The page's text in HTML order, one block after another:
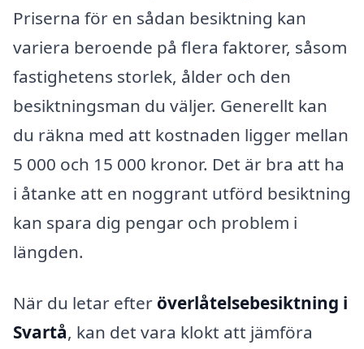
Priserna för en sådan besiktning kan
variera beroende på flera faktorer, såsom
fastighetens storlek, ålder och den
besiktningsman du väljer. Generellt kan
du räkna med att kostnaden ligger mellan
5 000 och 15 000 kronor. Det är bra att ha
i åtanke att en noggrant utförd besiktning
kan spara dig pengar och problem i
längden.
När du letar efter överlåtelsebesiktning i
Svartå, kan det vara klokt att jämföra